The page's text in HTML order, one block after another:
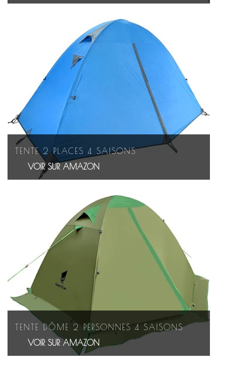
TENTE 2 PLACES 4 SAISONS
VOIR SUR AMAZON
TENTE DÔME 2 PERSONNES 4 SAISONS
VOIR SUR AMAZON